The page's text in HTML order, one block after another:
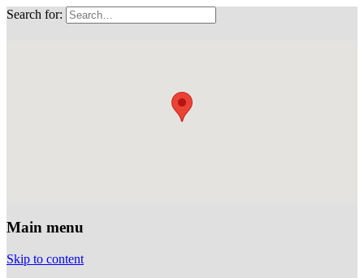
Search for:
Main menu
Skip to content